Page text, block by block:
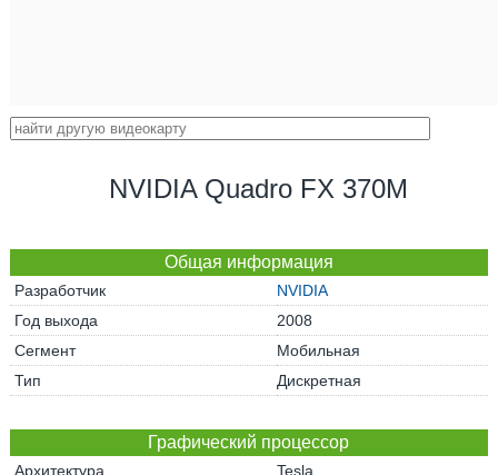
NVIDIA Quadro FX 370M
Общая информация
Разработчик
NVIDIA
Год выхода
2008
Сегмент
Мобильная
Тип
Дискретная
Графический процессор
Архитектура
Tesla